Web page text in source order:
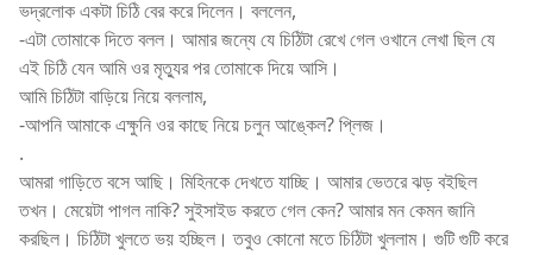
ভদ্রলোক একটা চিঠি বের করে দিলেন। বললেন,
-এটা তোমাকে দিতে বলল। আমার জন্যে যে চিঠিটা রেখে গেল ওখানে লেখা ছিল যে
এই চিঠি যেন আমি ওর মৃত্যুর পর তোমাকে দিয়ে আসি।
আমি চিঠিটা বাড়িয়ে নিয়ে বললাম,
-আপনি আমাকে এক্ষুনি ওর কাছে নিয়ে চলুন আঙ্কেল? প্লিজ।
.
আমরা গাড়িতে বসে আছি। মিহিনকে দেখতে যাচ্ছি। আমার ভেতরে ঝড় বইছিল
তখন। মেয়েটা পাগল নাকি? সুইসাইড করতে গেল কেন? আমার মন কেমন জানি
করছিল। চিঠিটা খুলতে ভয় হচ্ছিল। তবুও কোনো মতে চিঠিটা খুললাম। গুটি গুটি করে